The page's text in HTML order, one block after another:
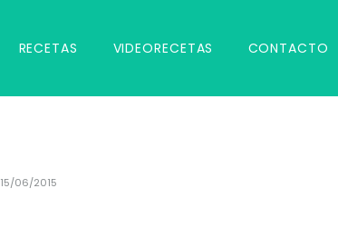
RECETAS VIDEORECETAS CONTACTO
15/06/2015